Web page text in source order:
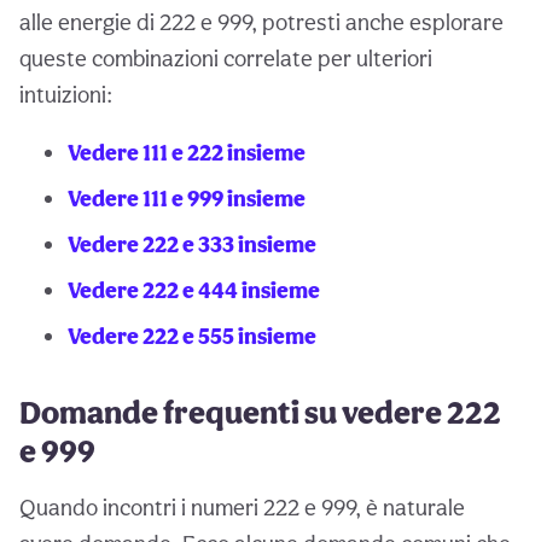
alle energie di 222 e 999, potresti anche esplorare
queste combinazioni correlate per ulteriori
intuizioni:
Vedere 111 e 222 insieme
Vedere 111 e 999 insieme
Vedere 222 e 333 insieme
Vedere 222 e 444 insieme
Vedere 222 e 555 insieme
Domande frequenti su vedere 222
e 999
Quando incontri i numeri 222 e 999, è naturale